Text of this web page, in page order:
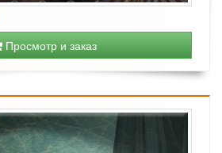
Просмотр и заказ